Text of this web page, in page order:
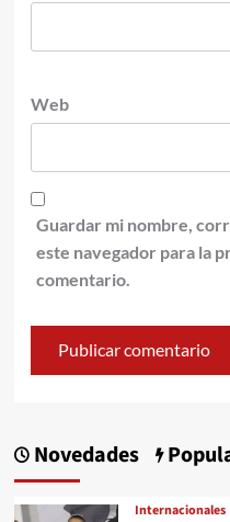
Web
Guardar mi nombre,
este navegador para la
comentario.
Novedades
Internacionales